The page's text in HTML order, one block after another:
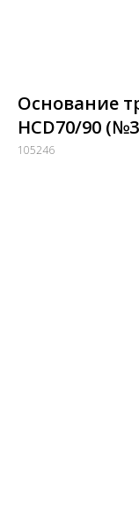
Основание
HCD70/90
105246